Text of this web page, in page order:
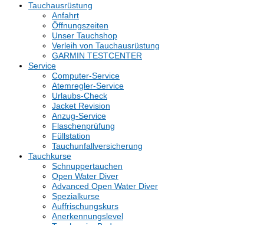
Tauchausrüstung
Anfahrt
Öffnungszeiten
Unser Tauchshop
Verleih von Tauchausrüstung
GARMIN TESTCENTER
Service
Computer-Service
Atemregler-Service
Urlaubs-Check
Jacket Revision
Anzug-Service
Flaschenprüfung
Füllstation
Tauchunfallversicherung
Tauchkurse
Schnuppertauchen
Open Water Diver
Advanced Open Water Diver
Spezialkurse
Auffrischungskurs
Anerkennungslevel